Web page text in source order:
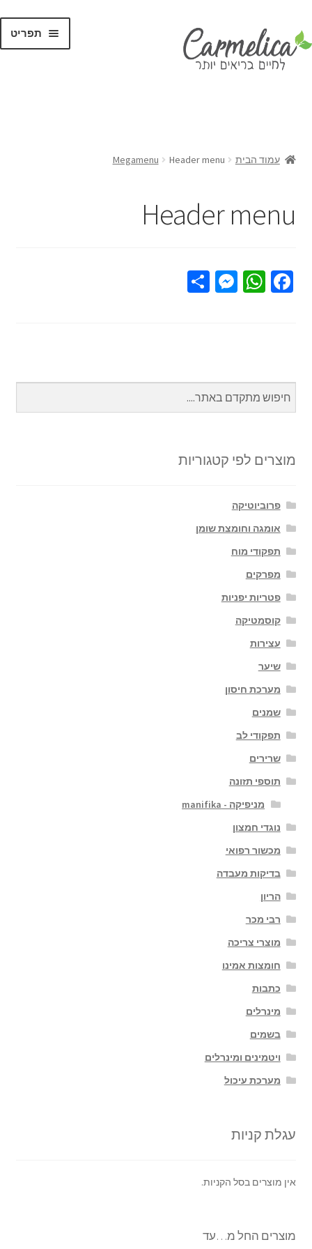
תפריט
עמוד הבית Megamenu Header menu
Header menu
Fa
k
W
p
M
r
S
מוצרים לפי קטגוריות
פרוביוטיקה
אומגה וחומצת שומן
תפקודי מוח
מפרקים
פטריות יפניות
קוסמטיקה
עצירות
שיער
מערכת חיסון
שמנים
תפקודי לב
שרירים
תוספי תזונה
מניפיקה - manifika
נוגדי חמצון
מכשור רפואי
בדיקות מעבדה
הריון
רבי מכר
מוצרי צריכה
חומצות אמינו
כתבות
מינרלים
בשמים
ויטמינים ומינרלים
מערכת עיכול
עגלת קניות
אין מוצרים בסל הקניות.
מוצרים החל מ…עד